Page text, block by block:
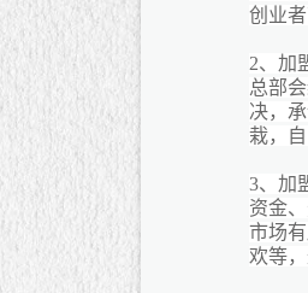
创业
2、加
总部
决，
栽，
3、加
资金
市场
欢等